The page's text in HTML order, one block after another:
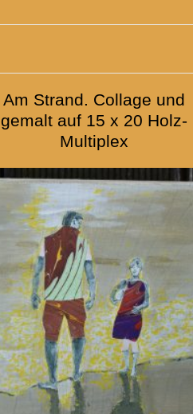
Am Strand. Collage und
gemalt auf 15 x 20 Holz-
Multiplex